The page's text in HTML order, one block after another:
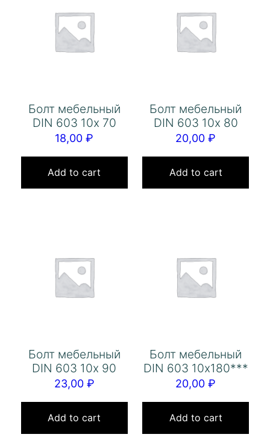
Болт мебельный
DIN 603 10х 70
18,00₽
Add to cart
Болт мебельный
DIN 603 10х 80
20,00₽
Add to cart
Болт мебельный
DIN 603 10х 90
23,00 ₽
Add to cart
Болт мебельный
DIN 603 10х180***
20,00₽
Add to cart